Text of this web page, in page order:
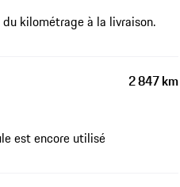
kilométrage à la livraison.
2 847 km
est encore utilisé